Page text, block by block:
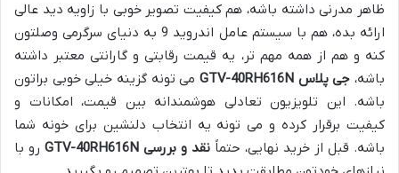
ظاهر مدرنی داشته باشه، هم کیفیت تصویر خوبی با زاویه دید عالی
ارائه بده، هم با سیستم عامل اندروید 9 به دنیای سرگرمی وصلتون
کنه و هم از همه مهم تر، یه قیمت رقابتی و گارانتی معتبر داشته
باشه، جی پلاس GTV-40RH616N
می تونه گزینه خیلی خوبی براتون
باشه. این تلویزیون تعادلی هوشمندانه بین قیمت، امکانات و
کیفیت برقرار کرده و می تونه یه انتخاب دلنشین برای خونه شما
باشه. قبل از خرید نهایی، حتماً نقد و بررسی GTV-40RH616N
رو با